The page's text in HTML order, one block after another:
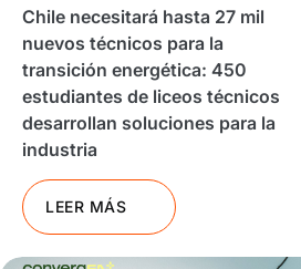
Chile necesitará hasta 27 mil
nuevos técnicos para la
transición energética: 450
estudiantes de liceos técnicos
desarrollan soluciones para la
industria
LEER MÁS